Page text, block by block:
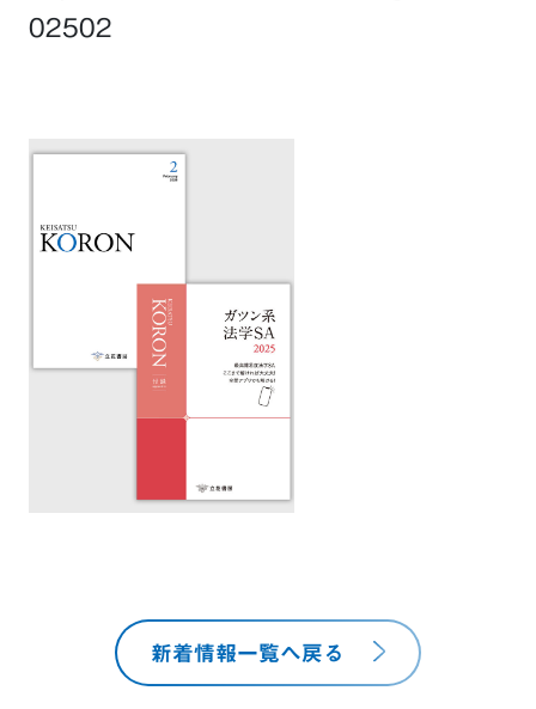
02502
新着情報一覧へ戻る